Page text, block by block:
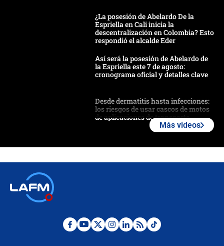
¿La posesión de Abelardo De la
Espriella en Cali inicia la
descentralización en Colombia? Esto
respondió el alcalde Eder
Así será la posesión de Abelardo de
la Espriella este 7 de agosto:
cronograma oficial y detalles clave
Desde dermatitis hasta infecciones:
los riesgos de usar cascos de motos
de aplicaciones de transporte
Posesión de Abelardo De La Espriella
Más videos